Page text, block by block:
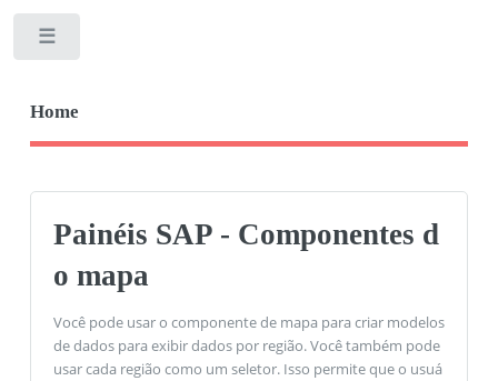
Home
Painéis SAP - Componentes d
o mapa
Você pode usar o componente de mapa para criar modelos
de dados para exibir dados por região. Você também pode
usar cada região como um seletor. Isso permite que o usuá